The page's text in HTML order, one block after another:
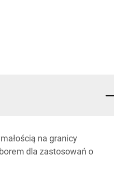
na granicy
dla zastosowań o